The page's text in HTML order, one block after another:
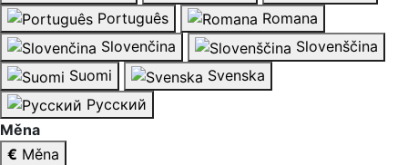
Português
Romana
Slovenčina
Slovenščina
Suomi
Svenska
Русский
Měna
€ Měna